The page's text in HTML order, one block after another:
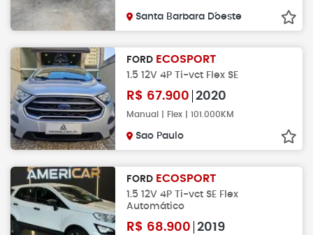
Santa Barbara D´oeste
FORD ECOSPORT
1.5 12V 4P Ti-vct Flex SE
R$ 67.900 2020
Manual | Flex | 101.000KM
Sao Paulo
FORD ECOSPORT
1.5 12V 4P Ti-vct SE Flex
Automático
R$ 68.900 2019